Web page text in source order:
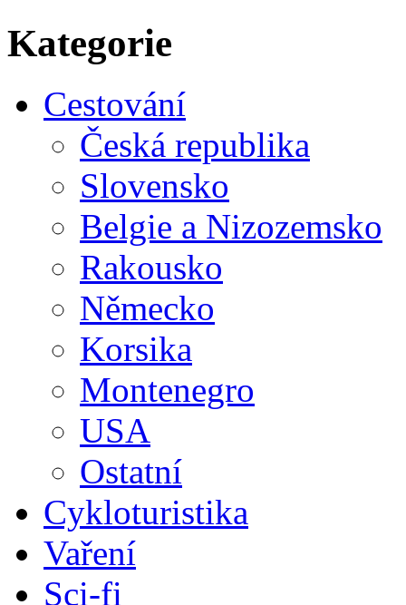
Kategorie
Cestování
Česká republika
Slovensko
Belgie a Nizozemsko
Rakousko
Německo
Korsika
Montenegro
USA
Ostatní
Cykloturistika
Vaření
Sci-fi